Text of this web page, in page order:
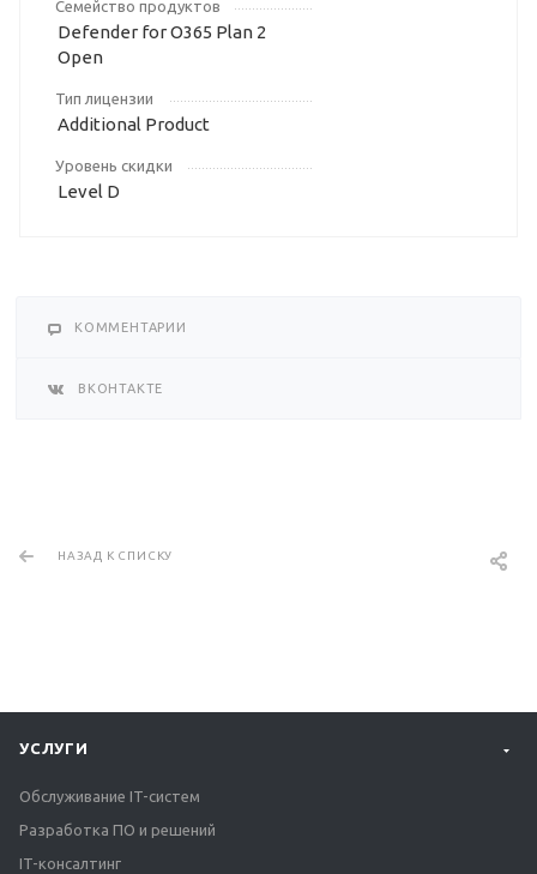
Семейство продуктов
Defender for O365 Plan 2
Open
Тип лицензии
Additional Product
Уровень скидки
Level D
КОММЕНТАРИИ
ВКОНТАКТЕ
НАЗАД К СПИСКУ
УСЛУГИ
Обслуживание IT-систем
Разработка ПО и решений
IT-консалтинг